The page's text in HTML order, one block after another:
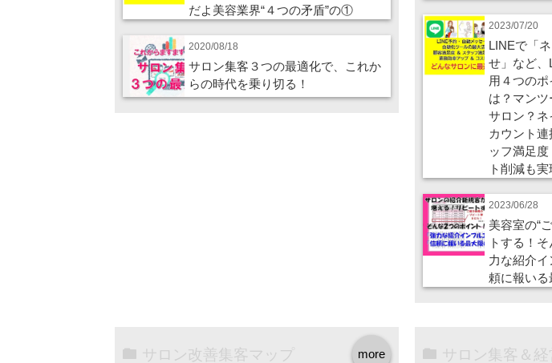
だよ美容業界“４つの矛盾”の①
2020/08/18
サロン集客３つの最適化で、これか
らの時代を乗り切る！
2023/07/20
LINEで「
せ」など
用４つの
は？マン
サロン？ネ
カウント
ッフ満足
ト削減も実
2023/06/28
美容室の“
トする！
力な紹介
頼に報いる
more
サロン改善集客マップ
サロン集客＆